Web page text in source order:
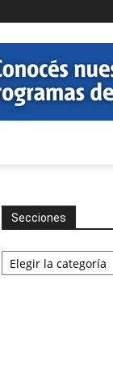
Secciones
Secciones